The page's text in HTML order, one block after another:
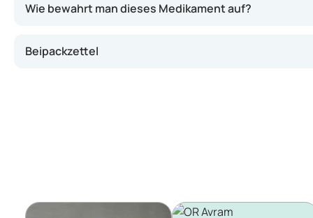
Wie bewahrt man dieses Medikament auf?
Beipackzettel